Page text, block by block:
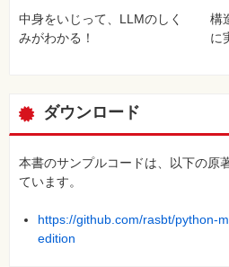
第12章 多層人工ニューラルネット
第13章 ニューラルネットワークの
で並列化
TensorFlowとトレーニングの性能
TensorFlowの高レベルAPI：ニュー
トレーニング
中身をいじって、LLMのしく
みがわかる！
構
に
ダウンロード
本書のサンプルコードは、以下の原
ています。
https://github.com/rasbt/python-
edition